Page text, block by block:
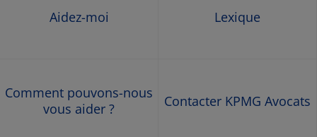
Aidez-moi Lexique
Comment pouvons-nous
vous aider ?
Contacter KPMG Avocats